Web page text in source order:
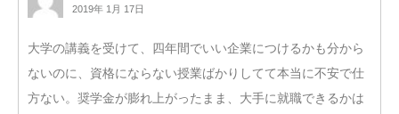
2019年 1月 17日
大学の講義を受けて、四年間でいい企業につけるかも分から
ないのに、資格にならない授業ばかりしてて本当に不安で仕
方ない。奨学金が膨れ上がったまま、大手に就職できるかは